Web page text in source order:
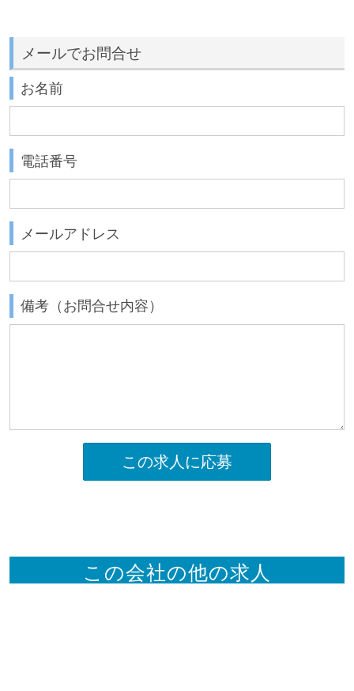
メールでお問合せ
お名前
電話番号
メールアドレス
備考（お問合せ内容）
この求人に応募
この会社の他の求人